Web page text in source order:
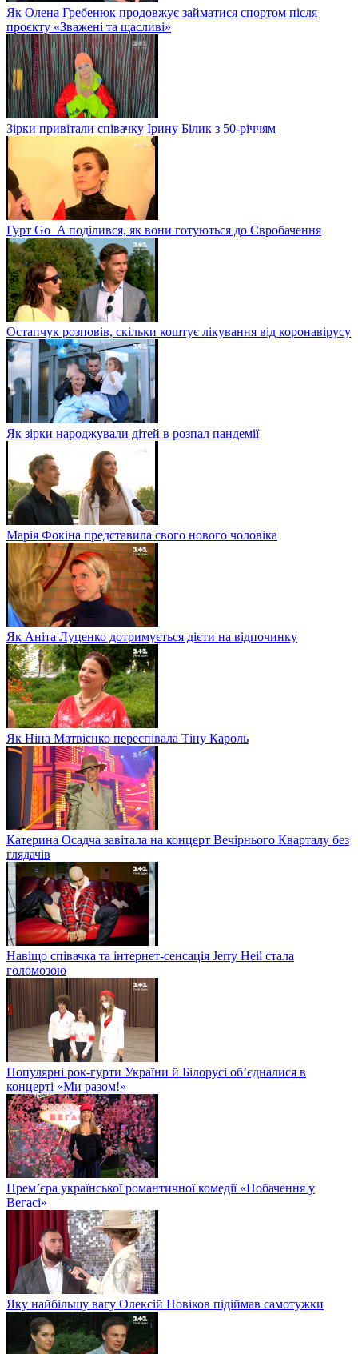
Як Олена Гребенюк продовжує займатися спортом після
проєкту «Зважені та щасливі»
Зірки привітали співачку Ірину Білик з 50-річчям
Гурт Go_A поділився, як вони готуються до Євробачення
Остапчук розповів, скільки коштує лікування від коронавірусу
Як зірки народжували дітей в розпал пандемії
Марія Фокіна представила свого нового чоловіка
Як Аніта Луценко дотримується дієти на відпочинку
Як Ніна Матвієнко переспівала Тіну Кароль
Катерина Осадча завітала на концерт Вечірнього Кварталу без
глядачів
Навіщо співачка та інтернет-сенсація Jerry Heil стала
голомозою
Популярні рок-гурти України й Білорусі об’єдналися в
концерті «Ми разом!»
Прем’єра української романтичної комедії «Побачення у
Вегасі»
Яку найбільшу вагу Олексій Новіков підіймав самотужки